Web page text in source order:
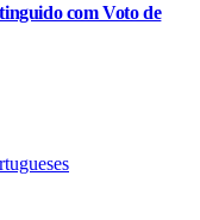
com Voto de